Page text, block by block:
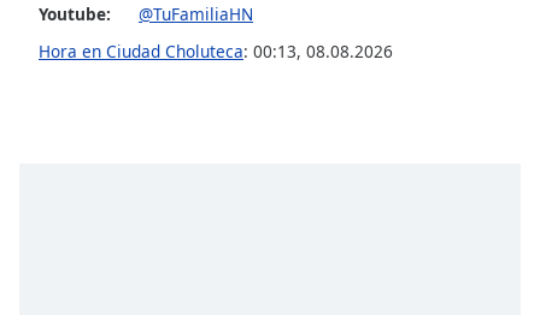
Picture-
in-
Youtube:
@TuFamiliaHN
Hora en Ciudad Choluteca: 00:13, 08.08.2026